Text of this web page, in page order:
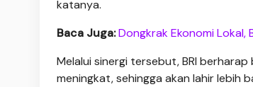
katanya.
Baca Juga:Dongkrak Ekonomi Lokal,
Melalui sinergi tersebut, BRI
meningkat, sehingga akan lahir lebih